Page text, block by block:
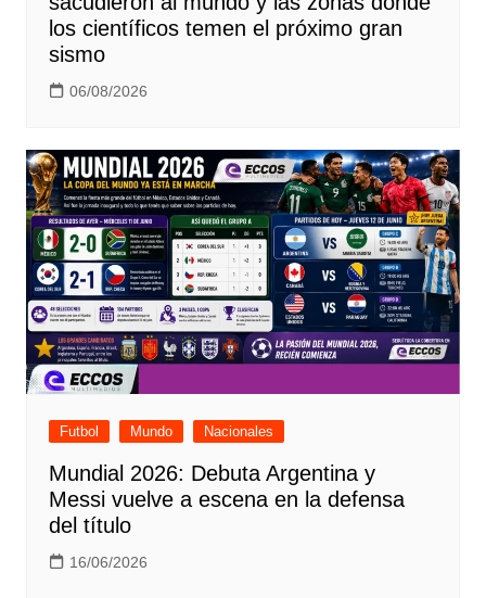
los científicos temen el próximo gran
sismo
06/08/2026
Futbol Mundo Nacionales
Mundial 2026: Debuta Argentina y
Messi vuelve a escena en la defensa
del título
16/06/2026